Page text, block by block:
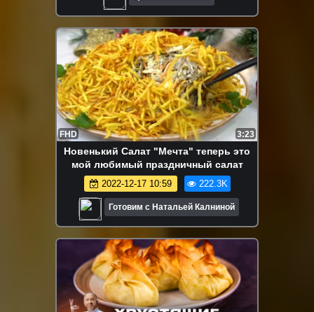
FHD 3:23
Новенький Салат "Мечта" теперь это
мой любимый праздничный салат
2022-12-17 10:59 222.3K
Готовим с Натальей Калниной